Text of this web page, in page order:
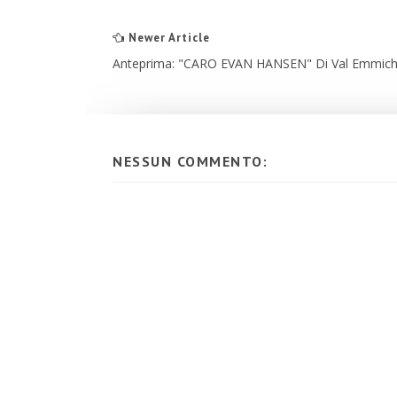
Newer Article
Anteprima: "CARO EVAN HANSEN" Di Val Emmich
NESSUN COMMENTO: